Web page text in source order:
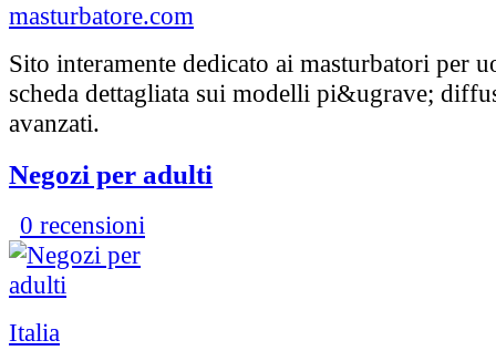
masturbatore.com
Sito interamente dedicato ai masturbatori per
scheda dettagliata sui modelli pi&ugrave;
avanzati.
Negozi per adulti
0 recensioni
Italia